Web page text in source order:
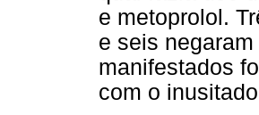
e metoprolol.
e seis
manifestados
com o